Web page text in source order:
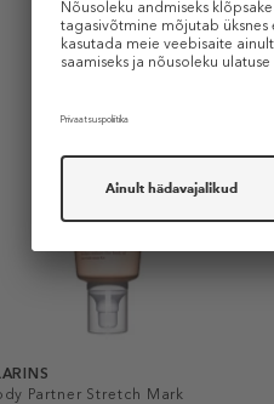
Partner Stretch Mark